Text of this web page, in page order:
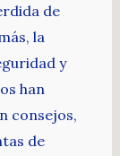
de
la
y
han
consejos,
de